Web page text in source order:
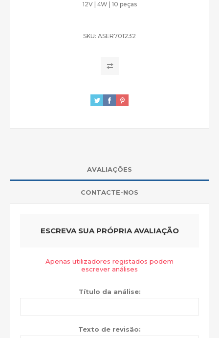
12V | 4W | 10 peças
SKU: ASER701232
AVALIAÇÕES
CONTACTE-NOS
ESCREVA SUA PRÓPRIA AVALIAÇÃO
Apenas utilizadores registados podem
escrever análises
Título da análise:
Texto de revisão: